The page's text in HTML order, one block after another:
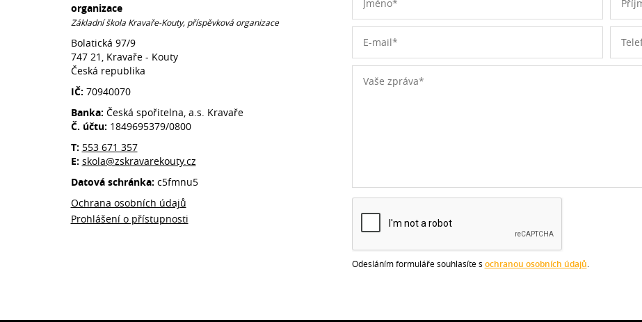
organizace
Základní škola Kravaře-Kouty, příspěvková organizace
Bolatická 97/9
747 21, Kravaře - Kouty
Česká republika
IČ: 70940070
Banka: Česká spořitelna, a.s. Kravaře
Č. účtu: 1849695379/0800
T: 553 671 357
E: skola@zskravarekouty.cz
Datová schránka: c5fmnu5
Ochrana osobních údajů
Prohlášení o přístupnosti
Odesláním formuláře souhlasíte s ochranou osobních údajů